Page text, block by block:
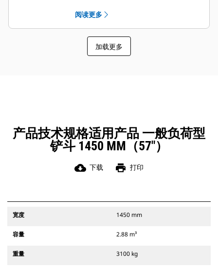
铲斗配有一个可优化挖掘力的凹进
销，当与 Cat 抓销式快速连接器配套
使用时，可为铲斗提供更快的循环时
间。
此外，Cat 抓销式快速连接器还允许操
带式挖掘机和所有轮式挖掘机兼容。
此外，还提供挖沟宽度连接器。
与 CW 专用连接器系统兼容的附件采
用固定式快速连接器铰接件。 CW 专
用连接器采用楔式锁定系统，确保始
终稳固地连接附件。
阅读更多
加载更多
产品技术规格适用产品 一般负荷型
铲斗 1450 MM（57"）
cloud_download 下载 print 打印
宽度 1450 mm
容量 2.88 m³
重量 3100 kg